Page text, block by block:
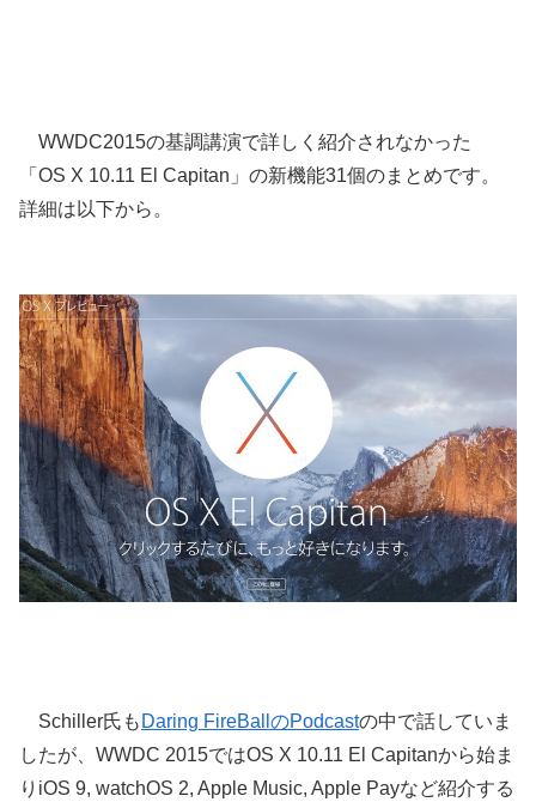
WWDC2015の基調講演で詳しく紹介されなかった
「OS X 10.11 El Capitan」の新機能31個のまとめです。
詳細は以下から。
Schiller氏も Daring FireBallのPodcastの中で話していま
したが、WWDC 2015ではOS X 10.11 El Capitanから始ま
りiOS 9, watchOS 2, Apple Music, Apple Payなど紹介する